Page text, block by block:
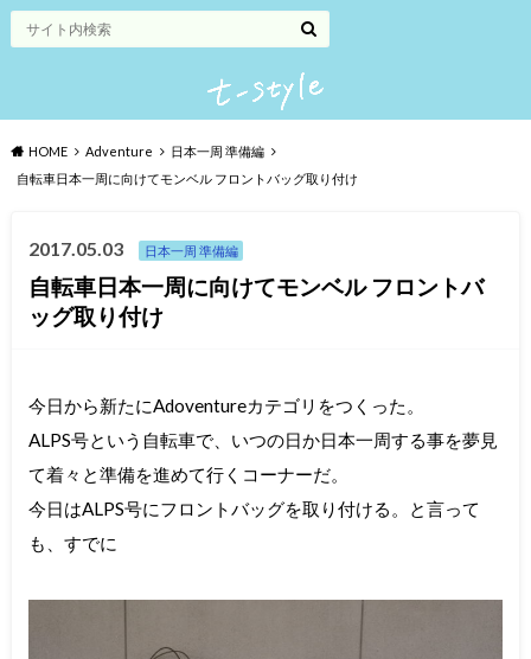
HOME Adventure
日本一周 準備編
自転車日本一周に向けてモンベル フロントバッグ取り付け
2017.05.03 日本一周 準備編
自転車日本一周に向けてモンベル フロントバ
ッグ取り付け
今日から新たにAdoventureカテゴリをつくった。
ALPS号という自転車で、いつの日か日本一周する事を夢見
て着々と準備を進めて行くコーナーだ。
今日はALPS号にフロントバッグを取り付ける。と言って
も、すでに